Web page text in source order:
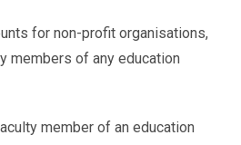
for non-profit organisations,
members of any education
member of an education